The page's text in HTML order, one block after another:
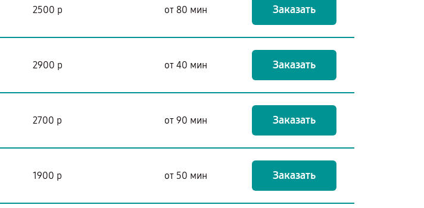
2500 р от 80 мин Заказать
2900 р от 40 мин Заказать
2700 р от 90 мин Заказать
1900 р от 50 мин Заказать